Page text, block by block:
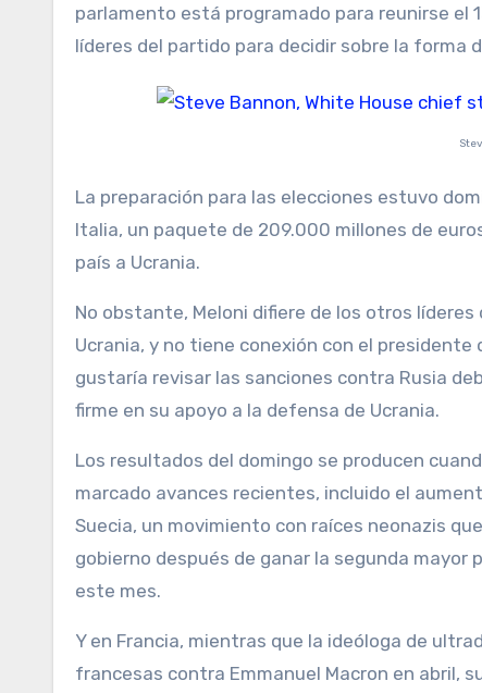
parlamento está programado para reunirse el
líderes del partido para decidir sobre la forma
La preparación para las elecciones estuvo
Italia, un paquete de 209.000 millones de
país a Ucrania.
No obstante, Meloni difiere de los otros
Ucrania, y no tiene conexión con el presidente
gustaría revisar las sanciones contra Rusia
firme en su apoyo a la defensa de Ucrania.
Los resultados del domingo se producen
marcado avances recientes, incluido el
Suecia, un movimiento con raíces neonazis
gobierno después de ganar la segunda mayor
este mes.
Y en Francia, mientras que la ideóloga de
francesas contra Emmanuel Macron en abril,